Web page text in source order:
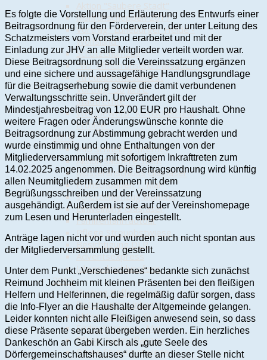
Maifrühschoppen 2017
Vortrag "Lüneburger Heide -
Wolfsland"
Schützenumzug
"Wir öffnen unsere Palisaden"
Streuobstwiesenfest
Vortrag "50 Jahre
Stadtrechte"
Wettbewerb "Menschen und
Erfolge"
2016
Info schnelles Internet
Aktion Saubere Stadt
Musteranschluss Glasfaser
Frühschoppen 1. Mai
Schützenumzug Munster
Einweihung Glasfaser
Familienfahrradtour
Pflege Streuobstwiese
Besichtigung DLR
Adventsexpress
Jahresabschlussfeier
2015
Vortrag Kaffeeanbau
Peter kümmt inkognito
Aktion "Saubere Stadt"
Frühschoppen 1. Mai
Pfingstbaumpflanzen
Bänke Streuobstwiese
Es folgte die Vorstellung und Erläuterung des Entwurfs einer
Beitragsordnung für den Förderverein, der unter Leitung des
Schatzmeisters vom Vorstand erarbeitet und mit der
Einladung zur JHV an alle Mitglieder verteilt worden war.
Diese Beitragsordnung soll die Vereinssatzung ergänzen
und eine sichere und aussagefähige Handlungsgrundlage
für die Beitragserhebung sowie die damit verbundenen
Verwaltungsschritte sein. Unverändert gilt der
Mindestjahresbeitrag von 12,00 EUR pro Haushalt. Ohne
weitere Fragen oder Änderungswünsche konnte die
Beitragsordnung zur Abstimmung gebracht werden und
wurde einstimmig und ohne Enthaltungen von der
Mitgliederversammlung mit sofortigem Inkrafttreten zum
14.02.2025 angenommen. Die Beitragsordnung wird künftig
allen Neumitgliedern zusammen mit dem
Begrüßungsschreiben und der Vereinssatzung
ausgehändigt. Außerdem ist sie auf der Vereinshomepage
zum Lesen und Herunterladen eingestellt.
Anträge lagen nicht vor und wurden auch nicht spontan aus
der Mitgliederversammlung gestellt.
Unter dem Punkt „Verschiedenes“ bedankte sich zunächst
Reimund Jochheim mit kleinen Präsenten bei den fleißigen
Helfern und Helferinnen, die regelmäßig dafür sorgen, dass
die Info-Flyer an die Haushalte der Altgemeinde gelangen.
Leider konnten nicht alle Fleißigen anwesend sein, so dass
diese Präsente separat übergeben werden. Ein herzliches
Dankeschön an Gabi Kirsch als „gute Seele des
Dörfergemeinschaftshauses“ durfte an dieser Stelle nicht